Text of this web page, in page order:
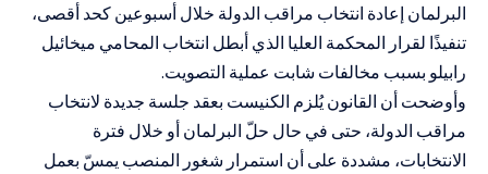
البرلمان إعادة انتخاب مراقب الدولة خلال أسبوعين كحد أقصى،
تنفيذًا لقرار المحكمة العليا الذي أبطل انتخاب المحامي ميخائيل
رابيلو بسبب مخالفات شابت عملية التصويت.
وأوضحت أن القانون يُلزم الكنيست بعقد جلسة جديدة لانتخاب
مراقب الدولة، حتى في حال حلّ البرلمان أو خلال فترة
الانتخابات، مشددة على أن استمرار شغور المنصب يمسّ بعمل